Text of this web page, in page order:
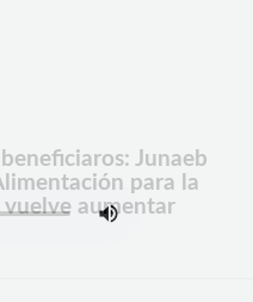
Junaeb
para la
vuelve aumentar